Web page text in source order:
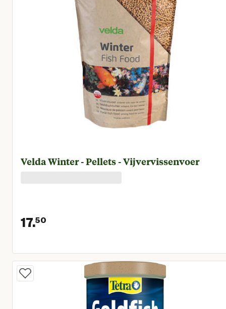
Velda Winter - Pellets - Vijvervissenvoer
17.50
Huidige prijs € 17,50